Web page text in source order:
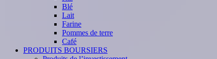
Blé
Lait
Farine
Pommes de terre
Café
PRODUITS BOURSIERS